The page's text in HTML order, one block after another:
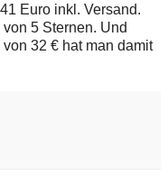
Euro inkl. Versand.
5 Sternen. Und
32 € hat man damit